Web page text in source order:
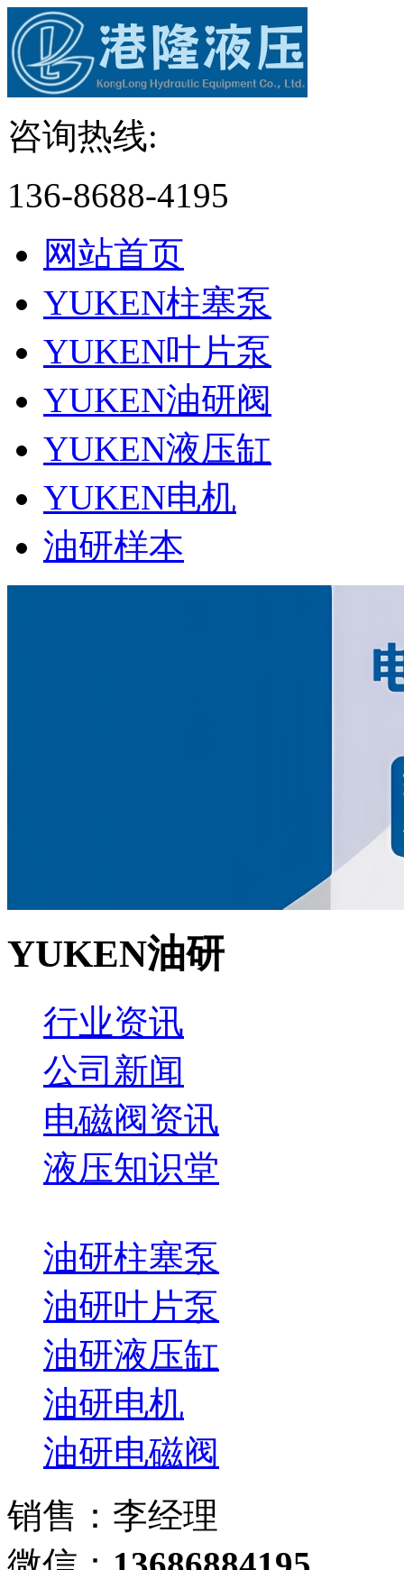
咨询热线:
136-8688-4195
网站首页
YUKEN柱塞泵
YUKEN叶片泵
YUKEN油研阀
YUKEN液压缸
YUKEN电机
油研样本
YUKEN油研
行业资讯
公司新闻
电磁阀资讯
液压知识堂
油研柱塞泵
油研叶片泵
油研液压缸
油研电机
油研电磁阀
销售：李经理